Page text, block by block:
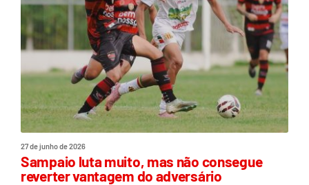
27 de junho de 2026
Sampaio luta muito, mas não consegue
reverter vantagem do adversário